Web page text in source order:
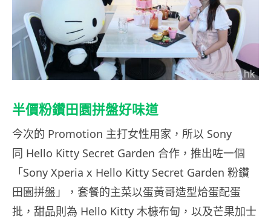
半價粉鑽田園拼盤好味道
今次的 Promotion 主打女性用家，所以 Sony
同 Hello Kitty Secret Garden 合作，推出咗一個
「Sony Xperia x Hello Kitty Secret Garden 粉鑽
田園拼盤」，套餐的主菜以蛋黃哥造型烚蛋配蛋
批，甜品則為 Hello Kitty 木槺布甸，以及芒果加士